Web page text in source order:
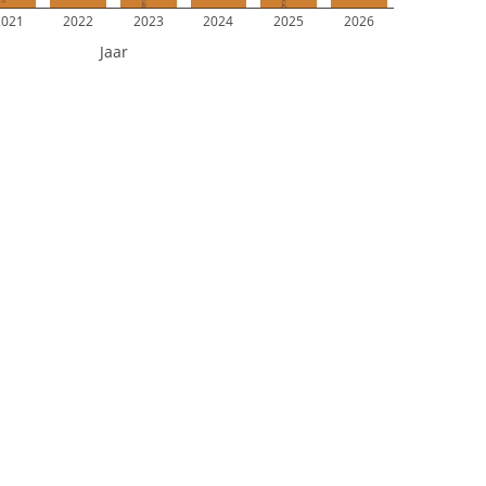
2022 2023 2024 2025 2026
Jaar